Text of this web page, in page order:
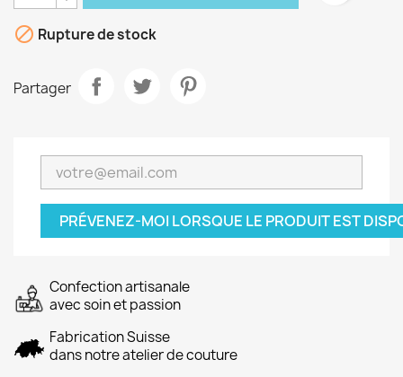
 Rupture de stock
Partager
PRÉVENEZ-MOI LORSQUE LE PRODUIT EST
Confection artisanale
avec soin et passion
Fabrication Suisse
dans notre atelier de couture